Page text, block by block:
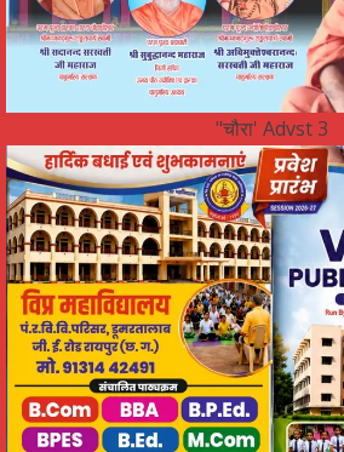
"चौरा' Advst 3